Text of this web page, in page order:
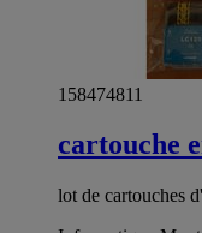
158474811
cartouche
lot de cartouches